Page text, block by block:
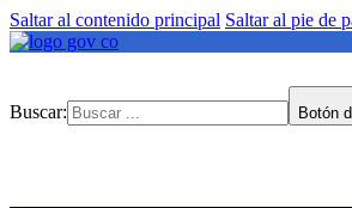
Saltar al contenido principal Saltar al pie de
Buscar: Botón